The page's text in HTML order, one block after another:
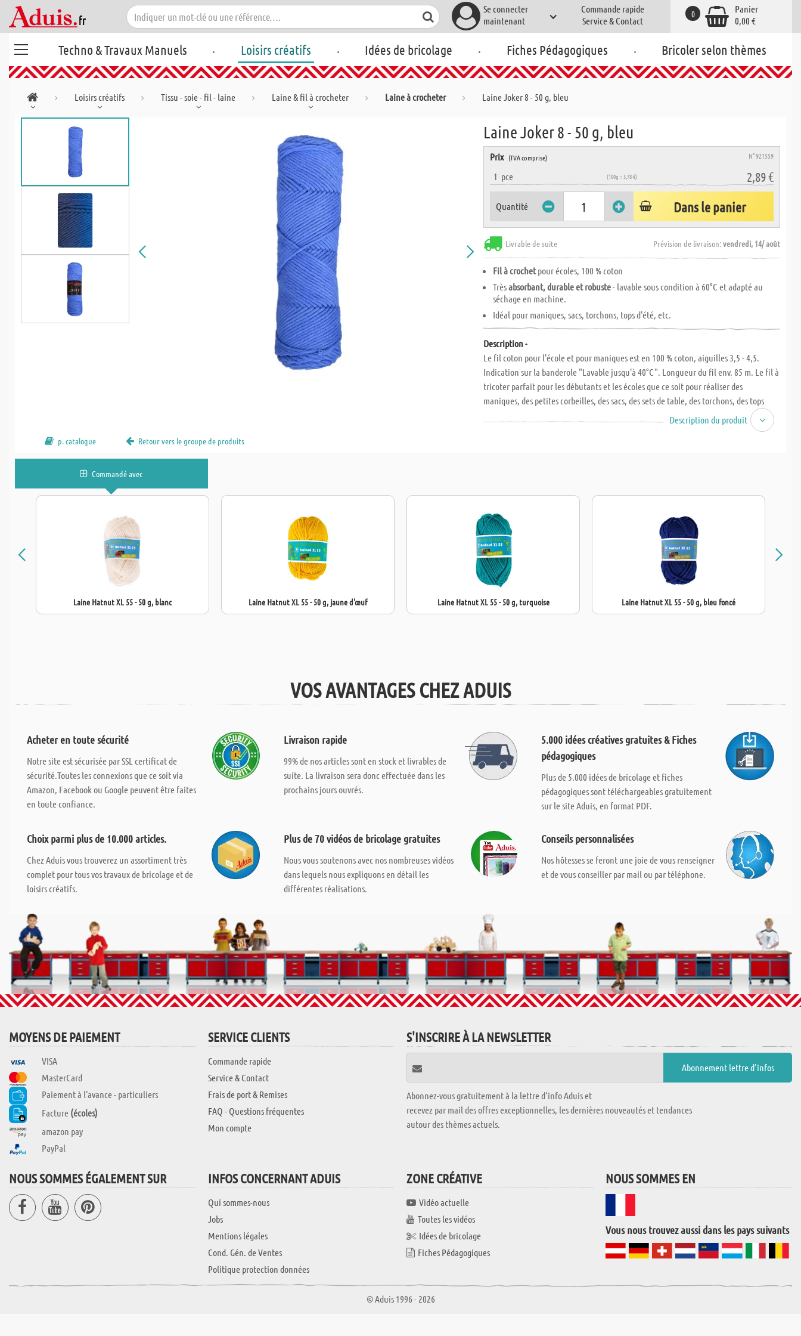
Se connecter
maintenant
Commande rapide
Service & Contact
Panier
0,00 €
0
Techno & Travaux Manuels . Loisirs créatifs . Idées de bricolage . Fiches Pédagogiques . Bricoler selon thèmes
Loisirs créatifs Tissu - soie - fil - laine Laine & fil à crocheter Laine à crocheter Laine Joker 8 - 50 g, bleu
Laine Joker 8 - 50 g, bleu
Prix (TVA comprise) N° 921559
1 pce (100g = 5,78 €) 2,89 €
Quantité Dans le panier
Livrable de suite Prévision de livraison:vendredi, 14/ août
Fil à crochetpour écoles, 100 % coton
Trèsabsorbant, durable et robuste- lavable sous condition à 60°C et adapté au
séchage en machine.
Idéal pour maniques, sacs, torchons, tops d'été, etc.
Description -
Le fil coton pour l'école et pour maniques est en 100 % coton, aiguilles 3,5 - 4,5.
Indication sur la banderole "Lavable jusqu'à 40°C". Longueur du fil env. 85 m. Le fil à
tricoter parfait pour les débutants et les écoles que ce soit pour réaliser des
maniques, des petites corbeilles, des sacs, des sets de table, des torchons, des tops
d'été légers ou encore des Amigurumi. Avec ce fil coton, les travaux d´aiguille sont
aisés. Le fil à crochet est très absorbant, durable et robuste, lavable sous condition à
Description du produit
p. catalogue Retour vers le groupe de produits
Commandé avec
Laine Hatnut XL 55 - 50 g, blanc Laine Hatnut XL 55 - 50 g, jaune d'œuf Laine Hatnut XL 55 - 50 g, turquoise Laine Hatnut XL 55 - 50 g, bleu foncé
VOS AVANTAGES CHEZ ADUIS
Acheter en toute sécurité
Notre site est sécurisée par SSL certificat de
sécurité.Toutes les connexions que ce soit via
Amazon, Facebook ou Google peuvent être faites
en toute confiance.
Livraison rapide
99% de nos articles sont en stock et livrables de
suite. La livraison sera donc effectuée dans les
prochains jours ouvrés.
5.000 idées créatives gratuites & Fiches
pédagogiques
Plus de 5.000 idées de bricolage et fiches
pédagogiques sont téléchargeables gratuitement
sur le site Aduis, en format PDF.
Choix parmi plus de 10.000 articles.
Chez Aduis vous trouverez un assortiment très
complet pour tous vos travaux de bricolage et de
loisirs créatifs.
Plus de 70 vidéos de bricolage gratuites
Nous vous soutenons avec nos nombreuses vidéos
dans lequels nous expliquons en détail les
différentes réalisations.
Conseils personnalisées
Nos hôtesses se feront une joie de vous renseigner
et de vous conseiller par mail ou par téléphone.
MOYENS DE PAIEMENT
VISA
MasterCard
Paiement à l'avance - particuliers
Facture (écoles)
amazon pay
PayPal
SERVICE CLIENTS
Commande rapide
Service & Contact
Frais de port & Remises
FAQ - Questions fréquentes
Mon compte
S'INSCRIRE À LA NEWSLETTER
Abonnez-vous gratuitement à la lettre d'info Aduis et
recevez par mail des offres exceptionnelles, les dernières nouveautés et tendances
autour des thèmes actuels.
NOUS SOMMES ÉGALEMENT SUR INFOS CONCERNANT ADUIS
Qui sommes-nous
Jobs
Mentions légales
Cond. Gén. de Ventes
Politique protection données
ZONE CRÉATIVE
Vidéo actuelle
Toutes les vidéos
Idées de bricolage
Fiches Pédagogiques
NOUS SOMMES EN
Vous nous trouvez aussi dans les pays suivants
© Aduis 1996 - 2026